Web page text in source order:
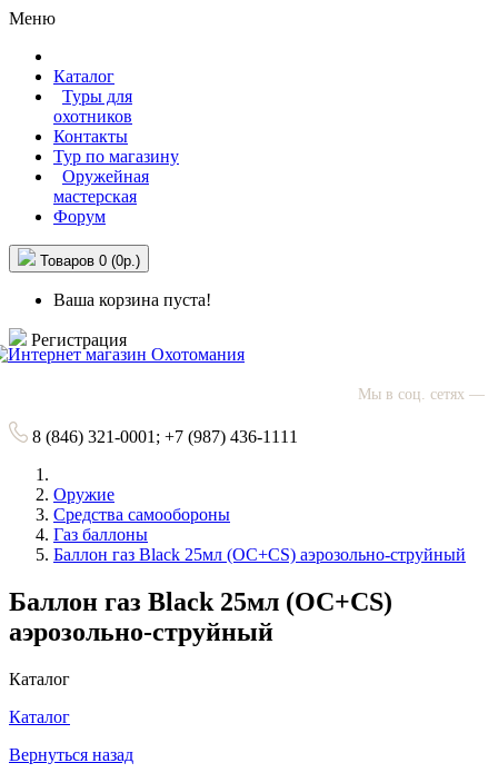
Меню
Каталог
Туры для
охотников
Контакты
Тур по магазину
Оружейная
мастерская
Форум
Товаров 0 (0р.)
Ваша корзина пуста!
Регистрация
Мы в соц. сетях —
8 (846) 321-0001; +7 (987) 436-1111
Оружие
Средства самообороны
Газ баллоны
Баллон газ Black 25мл (OC+CS) аэрозольно-струйный
Баллон газ Black 25мл (OC+CS)
аэрозольно-струйный
Каталог
Каталог
Вернуться назад